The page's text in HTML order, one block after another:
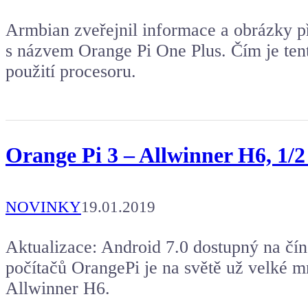
Armbian zveřejnil informace a obrázky
s názvem Orange Pi One Plus. Čím je
použití procesoru.
Orange Pi 3 – Allwinner H6, 1/
NOVINKY19.01.2019
Aktualizace: Android 7.0 dostupný na
počítačů OrangePi je na světě už velké
Allwinner H6.